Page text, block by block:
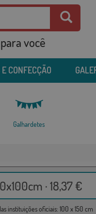
você
CONFECÇÃO
Galhardetes
· 18,37 €
instituições oficiais: 100 x 150 cm